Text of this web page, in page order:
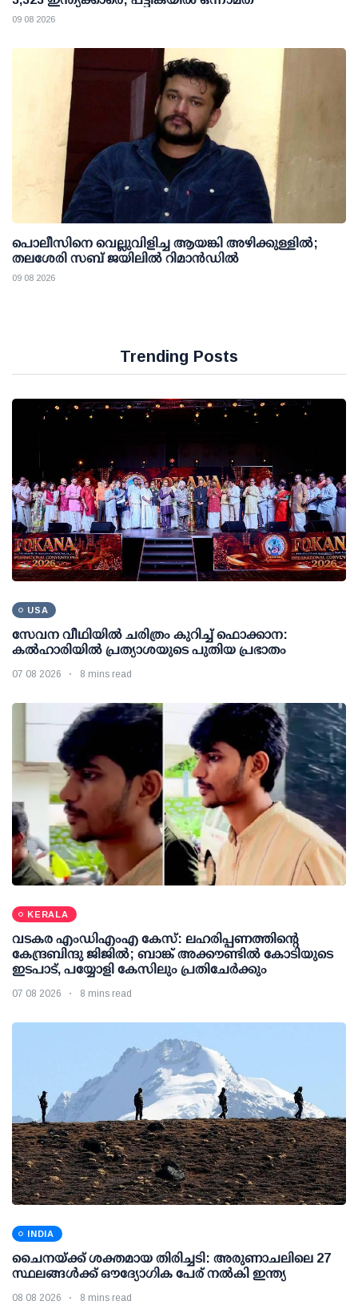
09 08 2026
പൊലീസിനെ വെല്ലുവിളിച്ച ആയങ്കി അഴിക്കുള്ളില്‍;
തലശേരി സബ് ജയിലില്‍ റിമാന്‍ഡില്‍
09 08 2026
Trending Posts
USA
സേവന വീഥിയില്‍ ചരിത്രം കുറിച്ച് ഫൊക്കാന:
കല്‍ഹാരിയില്‍ പ്രത്യാശയുടെ പുതിയ പ്രഭാതം
07 08 2026 8 mins read
KERALA
വടകര എംഡിഎംഎ കേസ്: ലഹരിപ്പണത്തിന്റെ
കേന്ദ്രബിന്ദു ജിജില്‍; ബാങ്ക് അക്കൗണ്ടില്‍ കോടിയുടെ
ഇടപാട്, പയ്യോളി കേസിലും പ്രതിചേര്‍ക്കും
07 08 2026 8 mins read
INDIA
ചൈനയ്ക്ക് ശക്തമായ തിരിച്ചടി: അരുണാചലിലെ 27
സ്ഥലങ്ങള്‍ക്ക് ഔദ്യോഗിക പേര് നല്‍കി ഇന്ത്യ
08 08 2026 8 mins read